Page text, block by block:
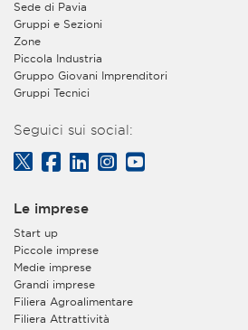
Sede di Pavia
Gruppi e Sezioni
Zone
Piccola Industria
Gruppo Giovani Imprenditori
Gruppi Tecnici
Seguici sui social:
Le imprese
Start up
Piccole imprese
Medie imprese
Grandi imprese
Filiera Agroalimentare
Filiera Attrattività